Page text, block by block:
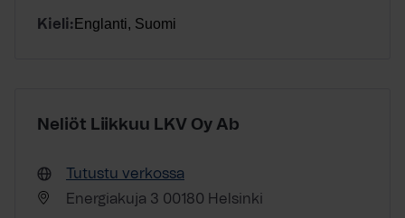
Kieli: Englanti, Suomi
Neliöt Liikkuu LKV Oy Ab
Tutustu verkossa
Energiakuja 3 00180 Helsinki